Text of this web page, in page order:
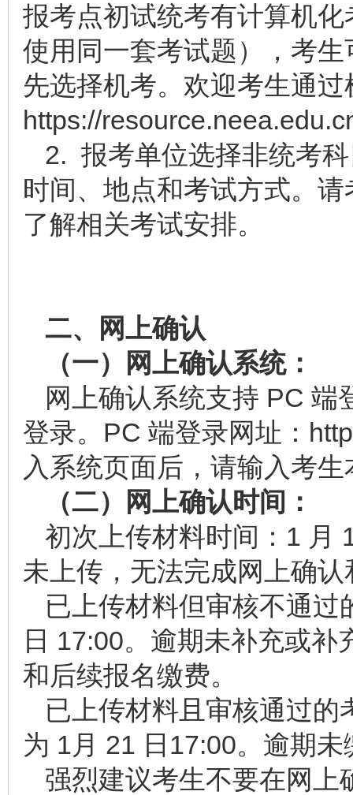
报考点初试统考有计算机
使用同一套考试题），考
先选择机考。欢迎考生通
https://
2. 报考单位选择非统考
时间、地点和考试方式。
了解相关考试安排。
二、网上确认
（一）网上确认系统：
网上确认系统支持 PC 端
登录。PC 端登录网址：
入系统页面后，请输入考
（二）网上确认时间：
初次上传材料时间：1 月
未上传，无法完成网上确
已上传材料但审核不通
日 17:00。逾期未补充或
和后续报名缴费。
已上传材料且审核通过
为 1月 21 日17:00。逾期
强烈建议考生不要在网上